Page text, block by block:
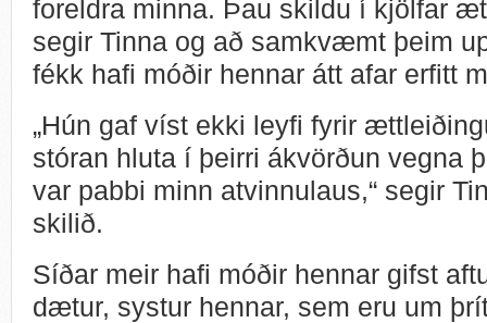
foreldra minna. Þau skildu í kjölfar
segir Tinna og að samkvæmt þeim
fékk hafi móðir hennar átt afar erfitt
„Hún gaf víst ekki leyfi fyrir
stóran hluta í þeirri ákvörðun vegna
var pabbi minn atvinnulaus,“ segir
skilið.
Síðar meir hafi móðir hennar gifst
dætur, systur hennar, sem eru um